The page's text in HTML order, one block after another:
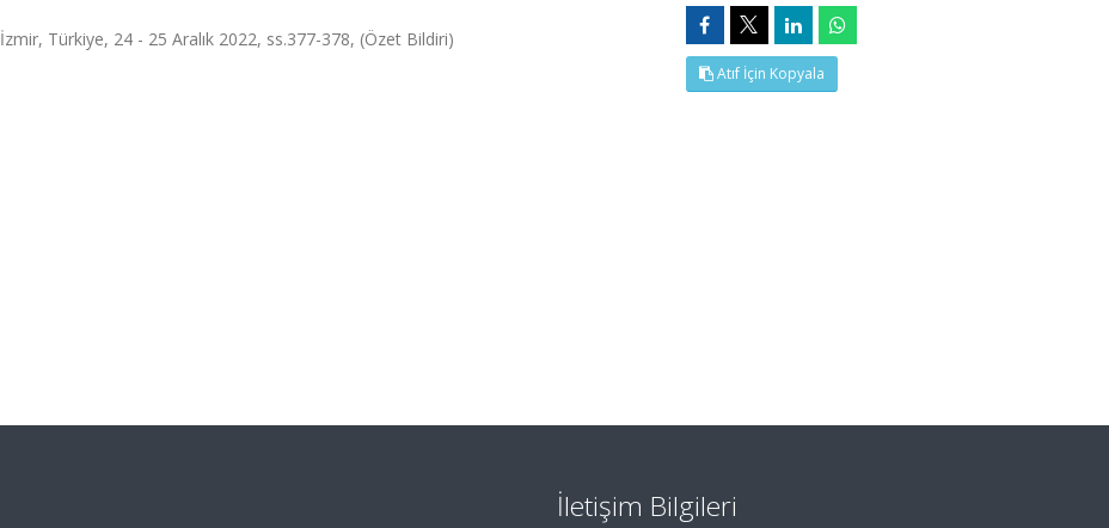
Türkiye, 24 - 25 Aralık 2022, ss.377-378, (Özet Bildiri)
Atıf İçin Kopyala
İletişim Bilgileri